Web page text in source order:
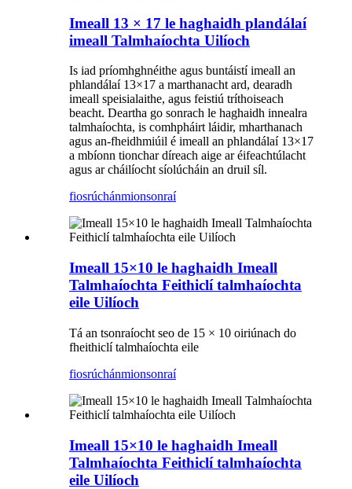
Imeall 13 × 17 le haghaidh plandálaí
imeall Talmhaíochta Uilíoch
Is iad príomhghnéithe agus buntáistí imeall an
phlandálaí 13×17 a marthanacht ard, dearadh
imeall speisialaithe, agus feistiú tríthoiseach
beacht. Deartha go sonrach le haghaidh innealra
talmhaíochta, is comhpháirt láidir, mharthanach
agus an-fheidhmiúil é imeall an phlandálaí 13×17
a mbíonn tionchar díreach aige ar éifeachtúlacht
agus ar cháilíocht síolúcháin an druil síl.
fiosrúchánmionsonraí
Imeall 15×10 le haghaidh Imeall
Talmhaíochta Feithiclí talmhaíochta
eile Uilíoch
Tá an tsonraíocht seo de 15 × 10 oiriúnach do
fheithiclí talmhaíochta eile
fiosrúchánmionsonraí
Imeall 15×10 le haghaidh Imeall
Talmhaíochta Feithiclí talmhaíochta
eile Uilíoch